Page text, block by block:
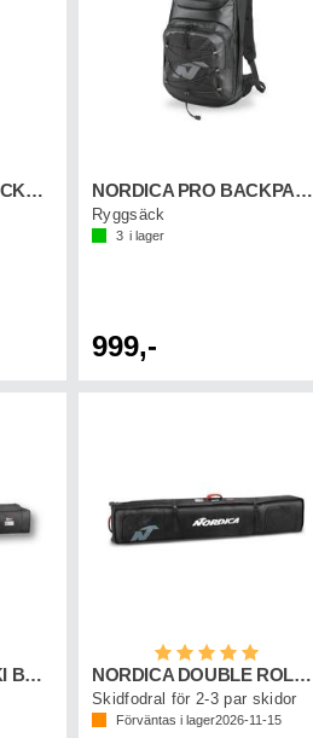
NORDICA TREND BACKBAG Svart/Vit NORDICA PRO BACKPACK Svart/Vit
Ryggsäck
3 i lager
999,-
NORDICA SINGLE SKI BAG Svart/Vit/Röd
Betyg:
NORDICA DOUBLE ROLLER SKI BAG Svart/Vit
Skidfodral för 2-3 par skidor
Förväntas i lager2026-11-15